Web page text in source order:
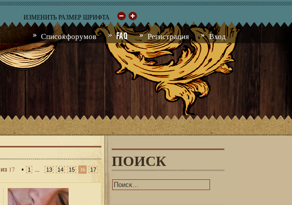
ИЗМЕНИТЬ РАЗМЕР ШРИФТА
Список форумов FAQ Регистрация Вход
из 17 • 1 ... 13 14 15 16 17
ПОИСК